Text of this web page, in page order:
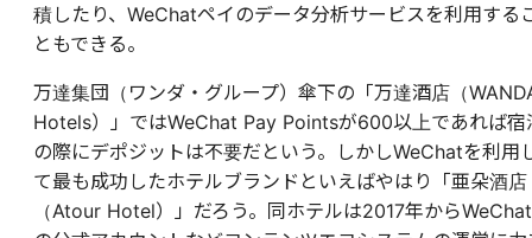
積したり、WeChatペイのデータ分析サービスを利用する
ともできる。
万達集団（ワンダ・グループ）傘下の「万達酒店（
Hotels）」ではWeChat Pay Pointsが600以上であれば宿
の際にデポジットは不要だという。しかしWeChatを利用
て最も成功したホテルブランドといえばやはり「亜朵酒店
（Atour Hotel）」だろう。同ホテルは2017年からWeChat